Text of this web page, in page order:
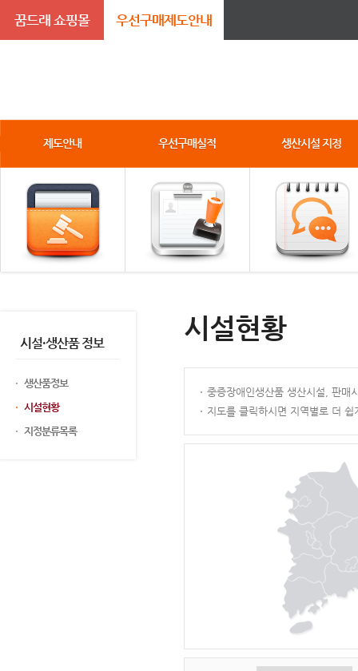
꿈드래 쇼핑몰 우선구매제도안내
제도안내 우선구매실적 생산시설 지정
시설·생산품 정보
생산품정보
시설현황
지정분류목록
시설현황
중증장애인생산품 생산시설, 판매
지도를 클릭하시면 지역별로 더